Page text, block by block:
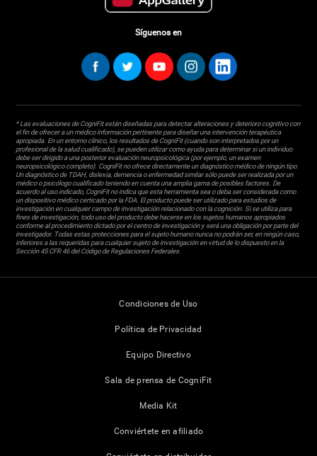
Síguenos en
* Las evaluaciones de CogniFit están diseñadas para detectar alteraciones y deterioro cognitivo con
el fin de ofrecer a un médico información pertinente para diseñar una intervención terapéutica
apropiada. En un entorno clínico, los resultados de CogniFit (cuando son interpretados por un
profesional de la salud cualificado), se pueden utilizar como ayuda para determinar si un individuo
debe ser dirigido a una posterior evaluación neuropsicológica (por ejemplo, un examen
neuropsicológico completo). CogniFit no ofrece directamente un diagnóstico médico de ningún tipo.
Un diagnóstico de TDAH, dislexia, demencia o enfermedad similar sólo puede ser realizada por un
médico o psicólogo cualificado teniendo en cuenta una amplia gama de posibles factores. De
acuerdo al uso indicado, CogniFit no indica que esta herramienta sea o deba ser considerada como
un dispositivo médico certicado por la FDA. El producto puede ser utilizado para estudios de
investigación en cualquier campo de investigación relacionado con la cognición. Si se utiliza para
fines de investigación, todo uso del producto debe hacerse en los sujetos humanos apropiados
conforme al procedimiento dictado por el centro de investigación y será una obligación por parte del
investigador. Todas estas protecciones para el sujeto humano nunca no podrán ser, en ningún caso,
inferiores a las requeridas para cualquier sujeto de investigación en virtud de lo dispuesto en la
Sección 45 CFR 46 del Código de Regulaciones Federales.
Condiciones de Uso
Política de Privacidad
Equipo Directivo
Sala de prensa de CogniFit
Media Kit
Conviértete en afiliado